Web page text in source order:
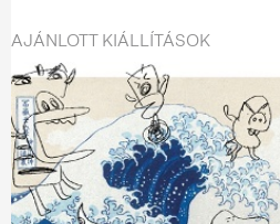
AJÁNLOTT KIÁLLÍTÁSOK